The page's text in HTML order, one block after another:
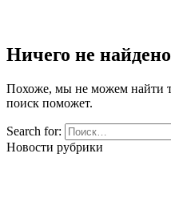
Ничего не найдено
Похоже, мы не можем найти
поиск поможет.
Search for:
Новости рубрики